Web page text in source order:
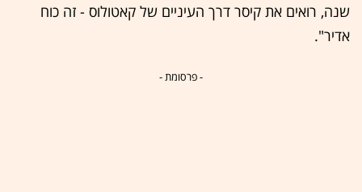
שנה, רואים את קיסר דרך העיניים של קאטולוס - זה כוח
אדיר".
- פרסומת -